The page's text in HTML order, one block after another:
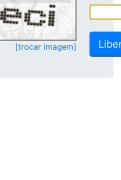
[trocar imagem]